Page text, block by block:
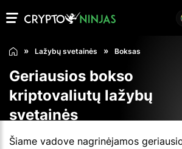
Lažybų svetainės Boksas
Geriausios bokso
kriptovaliutų lažybų
svetainės
Šiame vadove nagrinėjamos